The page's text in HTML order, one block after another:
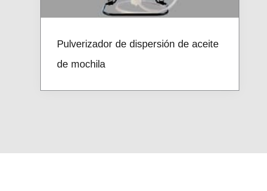
Pulverizador de dispersión de aceite
de mochila